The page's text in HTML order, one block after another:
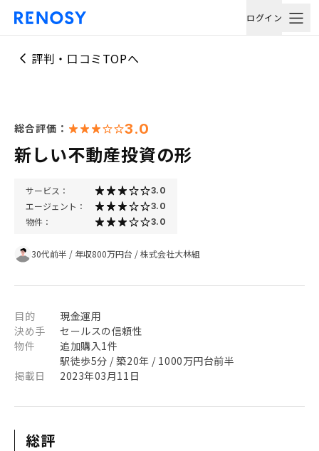
ログイン
評判・口コミTOPへ
総合評価： 3.0
新しい不動産投資の形
サービス： 3.0
エージェント： 3.0
物件： 3.0
30代前半 / 年収800万円台 /株式会社大林組
目的
現金運用
決め手
セールスの信頼性
物件
追加購入1件
駅徒歩5分 / 築20年 / 1000万円台前半
掲載日
2023年03月11日
総評